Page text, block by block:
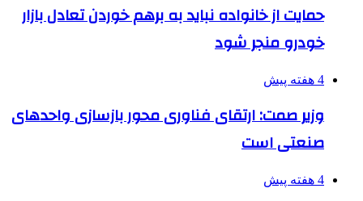
حمایت از خانواده نباید به برهم خوردن تعادل بازار
خودرو منجر شود
4 هفته پیش
وزیر صمت: ارتقای فناوری محور بازسازی واحدهای
صنعتی است
4 هفته پیش